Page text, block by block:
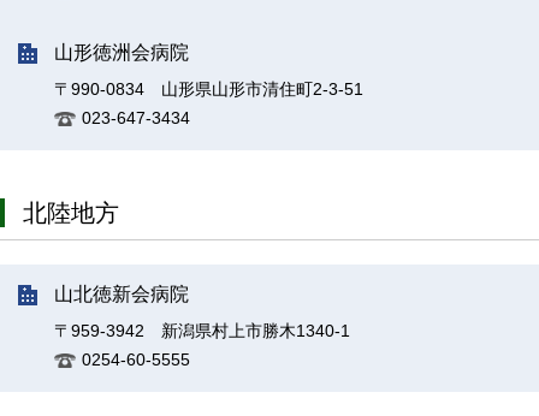
山形徳洲会病院
〒990-0834 山形県山形市清住町2-3-51
023-647-3434
北陸地方
山北徳新会病院
〒959-3942 新潟県村上市勝木1340-1
0254-60-5555